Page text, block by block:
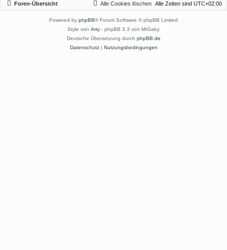
Foren-Übersicht Alle Zeiten sind UTC+02:00
Alle Cookies löschen
Powered by phpBB® Forum Software © phpBB Limited
Style von Arty - phpBB 3.3 von MrGaby
Deutsche Übersetzung durch phpBB.de
Datenschutz| Nutzungsbedingungen